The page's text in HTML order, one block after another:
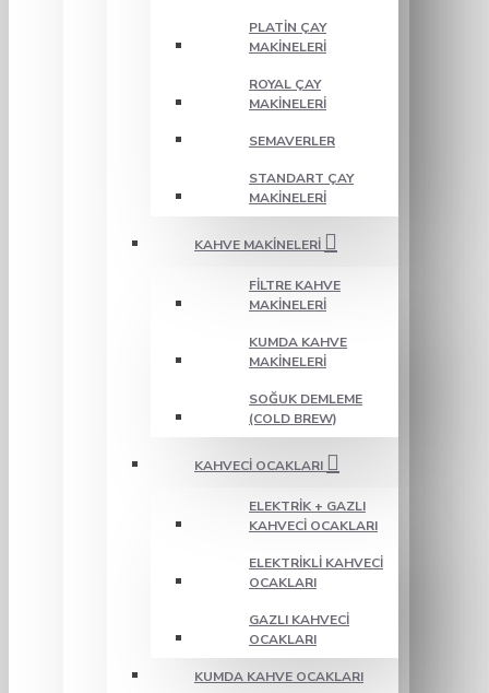
PLATIN ÇAY
MAKINELERI
ROYAL ÇAY
MAKINELERI
SEMAVERLER
STANDART ÇAY
MAKINELERI
KAHVE MAKINELERI
FILTRE KAHVE
MAKINELERI
KUMDA KAHVE
MAKINELERI
SOĞUK DEMLEME
(COLD BREW)
KAHVECI OCAKLARI
ELEKTRIK + GAZLI
KAHVECI OCAKLARI
ELEKTRIKLI KAHVECI
OCAKLARI
GAZLI KAHVECI
OCAKLARI
KUMDA KAHVE OCAKLARI